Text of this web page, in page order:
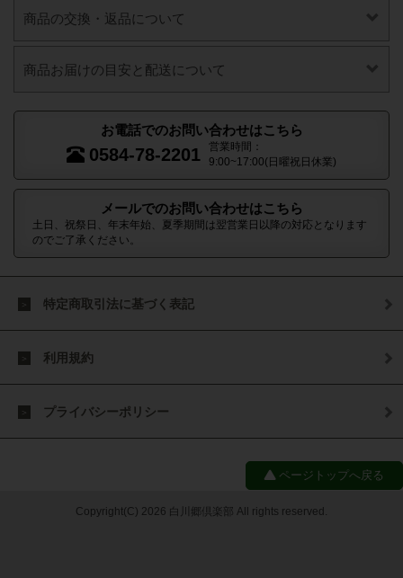
商品の交換・返品について
商品お届けの目安と配送について
お電話でのお問い合わせはこちら
0584-78-2201
営業時間：
9:00~17:00(日曜祝日休業)
メールでのお問い合わせはこちら
土日、祝祭日、年末年始、夏季期間は翌営業日以降の対応となります
のでご了承ください。
特定商取引法に基づく表記
利用規約
プライバシーポリシー
ページトップへ戻る
Copyright(C) 2026 白川郷倶楽部 All rights reserved.